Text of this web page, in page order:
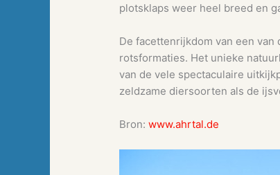
plotsklaps weer heel breed en
De facettenrijkdom van een
rotsformaties. Het unieke
van de vele spectaculaire
zeldzame diersoorten als de
Bron:www.ahrtal.de